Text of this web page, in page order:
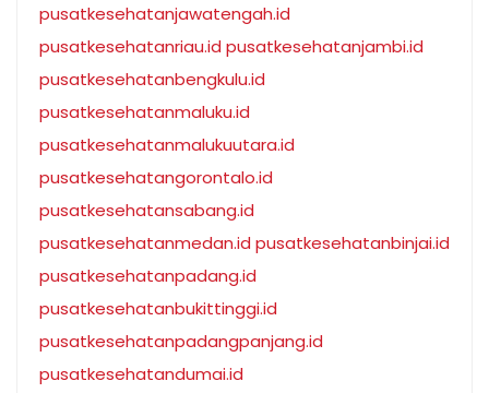
pusatkesehatanjawatengah.id
pusatkesehatanriau.id pusatkesehatanjambi.id
pusatkesehatanbengkulu.id
pusatkesehatanmaluku.id
pusatkesehatanmalukuutara.id
pusatkesehatangorontalo.id
pusatkesehatansabang.id
pusatkesehatanmedan.id pusatkesehatanbinjai.id
pusatkesehatanpadang.id
pusatkesehatanbukittinggi.id
pusatkesehatanpadangpanjang.id
pusatkesehatandumai.id